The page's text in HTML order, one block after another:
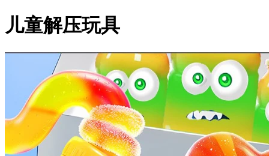
儿童解压玩具